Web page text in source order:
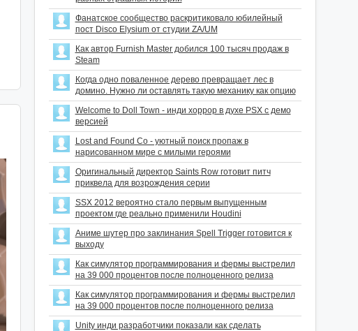
Фанатское сообщество раскритиковало юбилейный
пост Disco Elysium от студии ZA/UM
Как автор Furnish Master добился 100 тысяч продаж в
Steam
Когда одно поваленное дерево превращает лес в
домино. Нужно ли оставлять такую механику как опцию
Welcome to Doll Town - инди хоррор в духе PSX с демо
версией
Lost and Found Co - уютный поиск пропаж в
нарисованном мире с милыми героями
Оригинальный директор Saints Row готовит питч
приквела для возрождения серии
SSX 2012 вероятно стало первым выпущенным
проектом где реально применили Houdini
Аниме шутер про заклинания Spell Trigger готовится к
выходу
Как симулятор программирования и фермы выстрелил
на 39 000 процентов после полноценного релиза
Как симулятор программирования и фермы выстрелил
на 39 000 процентов после полноценного релиза
Unity инди разработчики показали как сделать